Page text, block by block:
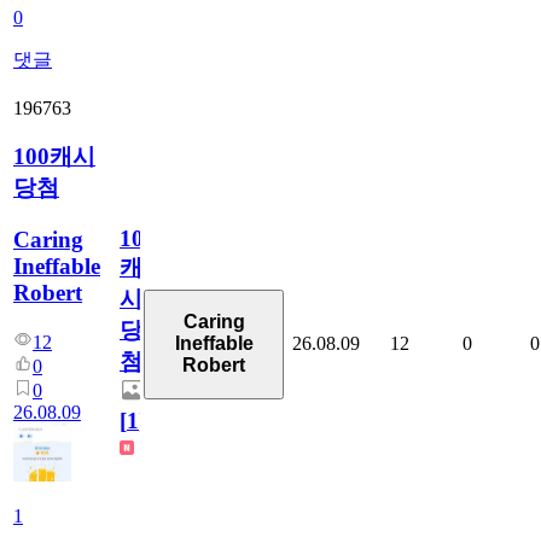
0
댓글
196763
100캐시
당첨
Caring
Ineffable
Robert
12
0
0
26.08.09
1
100
캐
시
당
첨
[1]
Caring
Ineffable
Robert
26.08.09 12 0 0